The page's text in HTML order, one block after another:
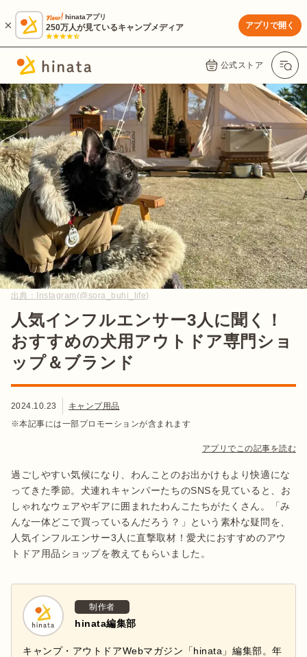
hinataアプリ
250万人が見ているキャンプメディア アプリで開く
公式ストア
出典： Instagram(@sora_buhi_life)
人気インフルエンサー3人に聞く！
おすすめの犬用アウトドア専門ショ
ップ＆ブランド
2024.10.23
キャンプ用品
※本記事には一部プロモーションが含まれます
アプリでこの記事を読む
過ごしやすい気候になり、わんことのお出かけもより快適にな
ってきた季節。犬連れキャンパーたちのSNSを見ていると、お
しゃれなウェアやギアに囲まれたわんこたちがたくさん。「み
んな一体どこで買っているんだろう？」という素朴な疑問を、
人気インフルエンサー3人に直撃取材！愛犬におすすめのアウ
トドア用品ショップを教えてもらいました。
制作者
hinata編集部
キャンプ・アウトドアWebマガジン「hinata」編集部。年